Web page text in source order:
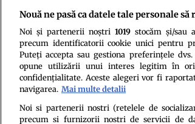
Foto: Abrams et al., Scientific Reports, 2025
Nouă ne pasă ca datele tale personale
Noi și partenerii noștri 1019stocăm și/sau
precum identificatorii cookie unici pentru
Puteți accepta sau gestiona preferințele
opune utilizării unui interes legitim în
confidențialitate. Aceste alegeri vor fi
navigarea. Mai multe detalii
Noi si partenerii nostri (retelele de
precum si furnizorii nostri de servicii de